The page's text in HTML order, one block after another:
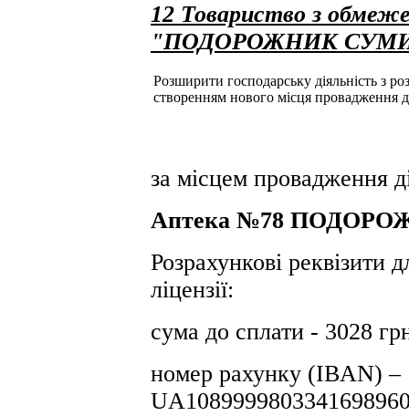
12 Товариство з
"ПОДОРОЖНИК
Розширити господарську діяльність з
створенням нового місця провадження
за місцем провадження
Аптека №78
Розрахункові реквізити
ліцензії:
сума до сплати - 3028
номер рахунку (IBAN) –